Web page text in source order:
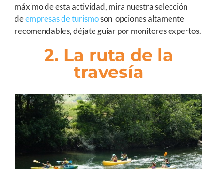
máximo de esta actividad, mira nuestra selección
deempresas de turismoson opciones altamente
recomendables, déjate guiar por monitores expertos.
2. La ruta de la
travesía